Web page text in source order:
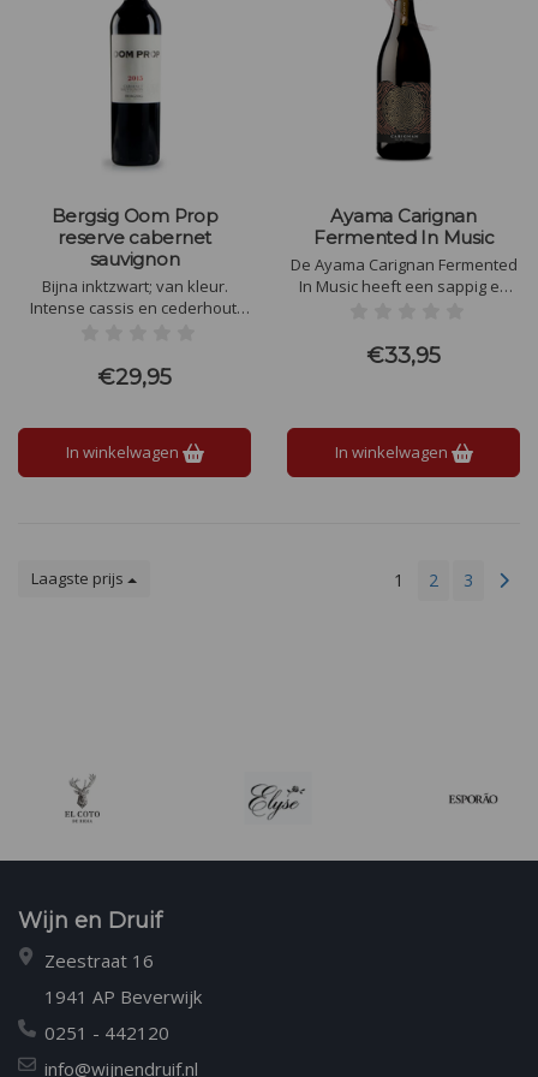
Bergsig Oom Prop
reserve cabernet
sauvignon
Bijna inktzwart; van kleur.
Intense cassis en cederhout,
€29,95
In winkelwagen
Ayama Carignan
Fermented In Music
De Ayama Carignan Fermented
In Music heeft een sappig en
kersen en frambozen,
aangevuld met subtiele kruiden
€33,95
In winkelwagen
Laagste prijs 1 2 3
Wijn en Druif
Zeestraat 16
1941 AP Beverwijk
0251 - 442120
info@wijnendruif.nl